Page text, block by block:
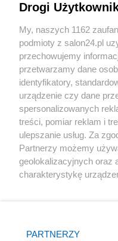
Sport
Społeczeństwo
Kultura
X Facebook
Drogi
My, naszych 1162
podmioty z salon24.pl
przechowujemy
przetwarzamy dane
identyfikatory,
urządzenie czy dane
spersonalizowanych
treści, pomiar reklam i
ulepszanie usług. Za
Partnerzy możemy
geolokalizacyjnych oraz
charakterystykę
zmienić/wycofać
PARTNERZY